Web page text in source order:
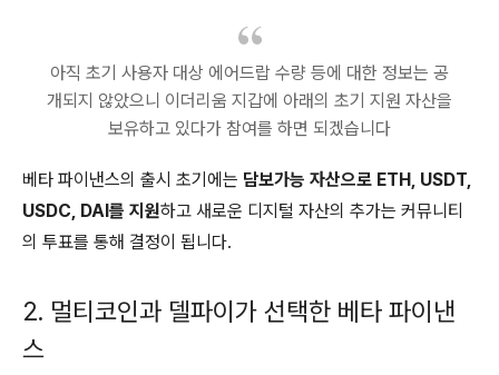
아직 초기 사용자 대상 에어드랍 수량 등에 대한 정보는 공
개되지 않았으니 이더리움 지갑에 아래의 초기 지원 자산을
보유하고 있다가 참여를 하면 되겠습니다
베타 파이낸스의 출시 초기에는 담보가능 자산으로 ETH, USDT,
USDC, DAI를 지원하고 새로운 디지털 자산의 추가는 커뮤니티
의 투표를 통해 결정이 됩니다.
2. 멀티코인과 델파이가 선택한 베타 파이낸
스